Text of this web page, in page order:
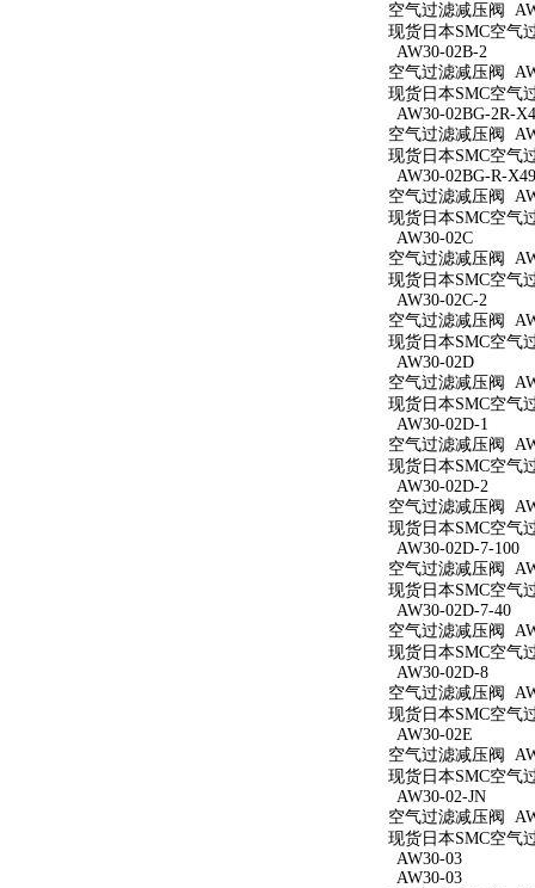
空气过滤减压阀
现货日本SMC空气
AW30-02B-2
空气过滤减压阀
现货日本SMC空气
AW30-02BG-2R-
空气过滤减压阀
现货日本SMC空气
AW30-02BG-R-
空气过滤减压阀
现货日本SMC空气
AW30-02C
空气过滤减压阀
现货日本SMC空气
AW30-02C-2
空气过滤减压阀
现货日本SMC空气
AW30-02D
空气过滤减压阀
现货日本SMC空气
AW30-02D-1
空气过滤减压阀
现货日本SMC空气
AW30-02D-2
空气过滤减压阀
现货日本SMC空气
AW30-02D-7-100
空气过滤减压阀
现货日本SMC空气
AW30-02D-7-40
空气过滤减压阀
现货日本SMC空气
AW30-02D-8
空气过滤减压阀
现货日本SMC空气
AW30-02E
空气过滤减压阀
现货日本SMC空气
AW30-02-JN
空气过滤减压阀
现货日本SMC空气
AW30-03
AW30-03